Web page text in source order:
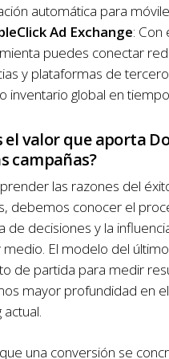
automática para
Ad Exchange: Con
puedes conectar
y plataformas de
inventario global en
el valor que aporta
campañas?
las razones del
debemos conocer el
de decisiones y la
El modelo del
de partida para medir
mayor profundidad en
una conversión se